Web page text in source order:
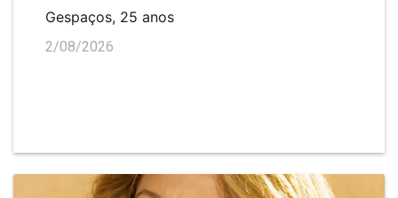
Gespaços, 25 anos
2/08/2026